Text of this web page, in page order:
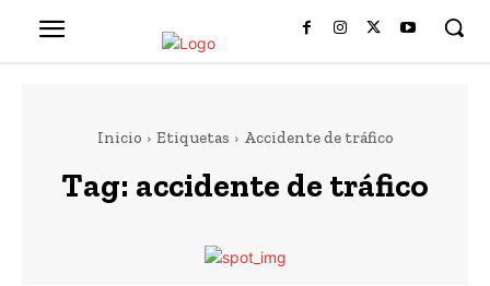
Inicio Etiquetas Accidente de tráfico
Tag: accidente de tráfico